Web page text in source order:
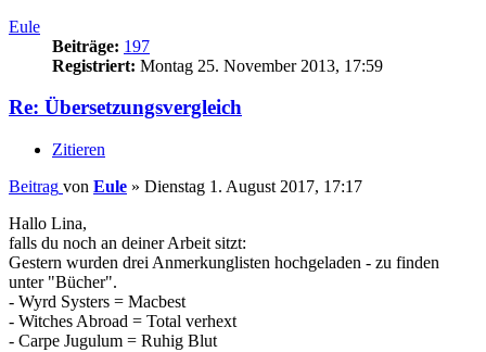
Eule
Beiträge: 197
Registriert: Montag 25. November 2013, 17:59
Re: Übersetzungsvergleich
Zitieren
Beitrag von Eule » Dienstag 1. August 2017, 17:17
Hallo Lina,
falls du noch an deiner Arbeit sitzt:
Gestern wurden drei Anmerkunglisten hochgeladen - zu finden
unter "Bücher".
- Wyrd Systers = Macbest
- Witches Abroad = Total verhext
- Carpe Jugulum = Ruhig Blut